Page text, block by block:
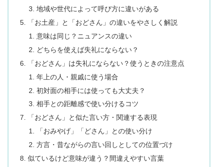
地域や世代によって呼び方に違いがある
「お土産」と「おどさん」の違いをやさしく解説
意味は同じ？ニュアンスの違い
どちらを使えば失礼にならない？
「おどさん」は失礼にならない？使うときの注意点
年上の人・親戚に使う場合
初対面の相手には使っても大丈夫？
相手との距離感で使い分けるコツ
「おどさん」と似た言い方・関連する表現
「おみやげ」「どさん」との使い分け
方言・昔ながらの言い回しとしての位置づけ
似ているけど意味が違う？間違えやすい言葉